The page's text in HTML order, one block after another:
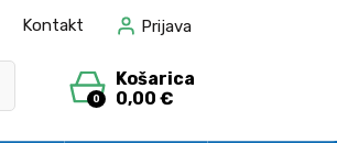
Kontakt Prijava
0
Košarica
0,00 €